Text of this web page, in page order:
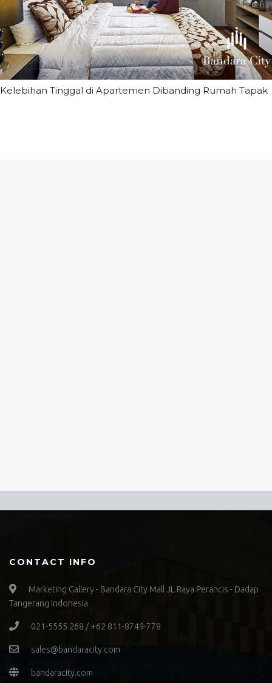
Kelebihan Tinggal di Apartemen Dibanding Rumah Tapak
CONTACT INFO
Marketing Gallery - Bandara City Mall JL.Raya Perancis - Dadap
Tangerang Indonesia
021-5555 268 / +62 811-8749-778
sales@bandaracity.com
bandaracity.com